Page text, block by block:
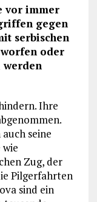
vor immer
gegen
serbischen
oder
werden
Ihre
seine
Zug, der
Pilgerfahrten
sind ein